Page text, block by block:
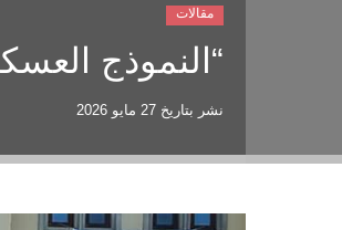
“النموذج
نشر بتاريخ 27 مايو 2026
مقالات